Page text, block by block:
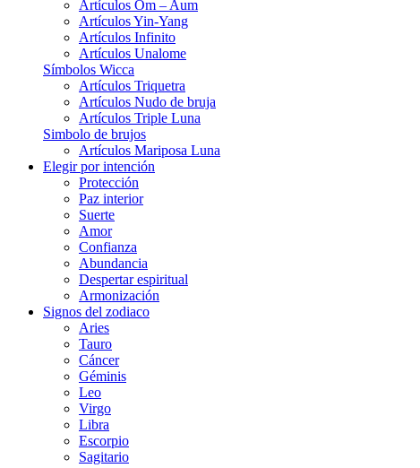
Artículos Om – Aum
Artículos Yin-Yang
Artículos Infinito
Artículos Unalome
Símbolos Wicca
Artículos Triquetra
Artículos Nudo de bruja
Artículos Triple Luna
Simbolo de brujos
Artículos Mariposa Luna
Elegir por intención
Protección
Paz interior
Suerte
Amor
Confianza
Abundancia
Despertar espiritual
Armonización
Signos del zodiaco
Aries
Tauro
Cáncer
Géminis
Leo
Virgo
Libra
Escorpio
Sagitario